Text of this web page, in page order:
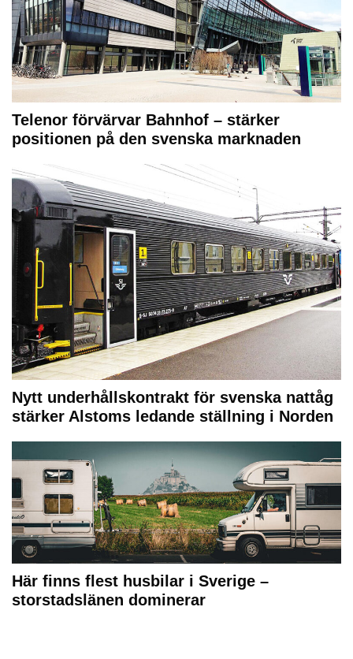
Telenor förvärvar Bahnhof – stärker
positionen på den svenska marknaden
Nytt underhållskontrakt för svenska nattåg
stärker Alstoms ledande ställning i Norden
Här finns flest husbilar i Sverige –
storstadslänen dominerar